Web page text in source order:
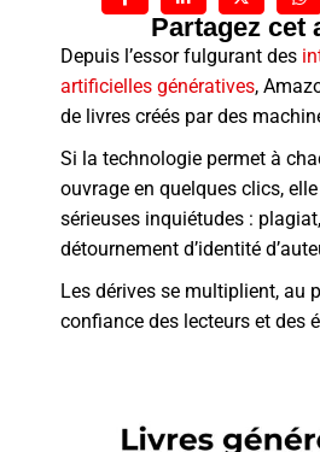
Partagez cet
Depuis l’essor fulgurant des
artificielles génératives,
de livres créés par des
Si la technologie permet à
ouvrage en quelques clics,
sérieuses inquiétudes :
détournement d’identité
Les dérives se multiplient, au
confiance des lecteurs et des